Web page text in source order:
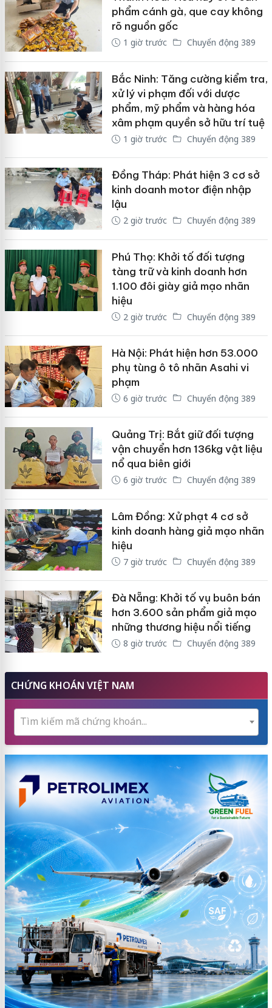
phẩm cánh gà, que cay không
rõ nguồn gốc
1 giờ trước Chuyển động 389
Bắc Ninh: Tăng cường kiểm tra,
xử lý vi phạm đối với dược
phẩm, mỹ phẩm và hàng hóa
xâm phạm quyền sở hữu trí tuệ
1 giờ trước Chuyển động 389
Đồng Tháp: Phát hiện 3 cơ sở
kinh doanh motor điện nhập
lậu
2 giờ trước Chuyển động 389
Phú Thọ: Khởi tố đối tượng
tàng trữ và kinh doanh hơn
1.100 đôi giày giả mạo nhãn
hiệu
2 giờ trước Chuyển động 389
Hà Nội: Phát hiện hơn 53.000
phụ tùng ô tô nhãn Asahi vi
phạm
6 giờ trước Chuyển động 389
Quảng Trị: Bắt giữ đối tượng
vận chuyển hơn 136kg vật liệu
nổ qua biên giới
6 giờ trước Chuyển động 389
Lâm Đồng: Xử phạt 4 cơ sở
kinh doanh hàng giả mạo nhãn
hiệu
7 giờ trước Chuyển động 389
Đà Nẵng: Khởi tố vụ buôn bán
hơn 3.600 sản phẩm giả mạo
những thương hiệu nổi tiếng
8 giờ trước Chuyển động 389
CHỨNG KHOÁN VIỆT NAM
Tìm kiếm mã chứng khoán...